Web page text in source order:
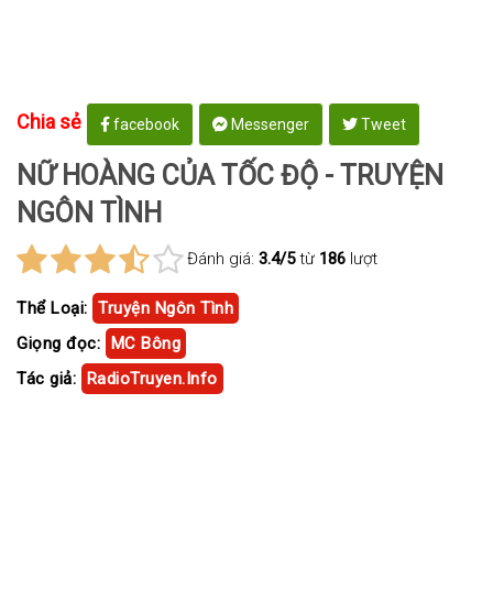
Chia sẻ facebook Messenger Tweet
NỮ HOÀNG CỦA TỐC ĐỘ - TRUYỆN
NGÔN TÌNH
Đánh giá: 3.4/5từ 186 lượt
Thể Loại: Truyện Ngôn Tình
Giọng đọc: MC Bông
Tác giả: RadioTruyen.Info